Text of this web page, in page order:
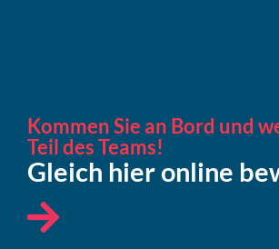
Kommen Sie an Bord und
Teil des Teams!
Gleich hier online